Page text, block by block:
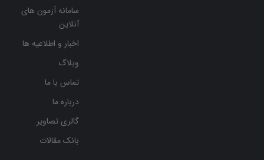
سامانه آزمون های
آنلاین
اخبار و اطلاعیه ها
وبلاگ
تماس با ما
درباره ما
گالری تصاویر
بانک مقالات